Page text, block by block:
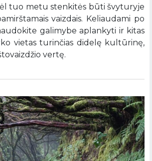
tuo metu stenkitės būti švyturyje
vaizdais. Keliaudami po
galimybe aplankyti ir kitas
vietas turinčias didelę kultūrinę,
vertę.